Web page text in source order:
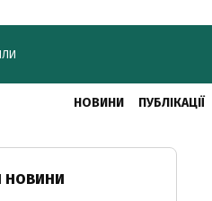
НОВИНИ ПУБЛІКАЦІЇ
НОВИНИ